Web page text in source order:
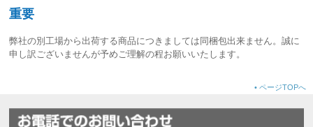
重要
弊社の別工場から出荷する商品につきましては同梱包出来ません。誠に
申し訳ございませんが予めご理解の程お願いいたします。
• ページTOPへ